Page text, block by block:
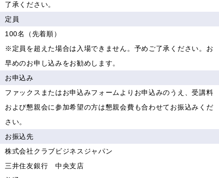
了承ください。
定員
100名（先着順）
※定員を超えた場合は入場できません。予めご了承ください。お
早めのお申し込みをお勧めします。
お申込み
ファックスまたはお申込みフォームよりお申込みのうえ、受講料
および懇親会に参加希望の方は懇親会費も合わせてお振込みくだ
さい。
お振込先
株式会社クラブビジネスジャパン
三井住友銀行 中央支店